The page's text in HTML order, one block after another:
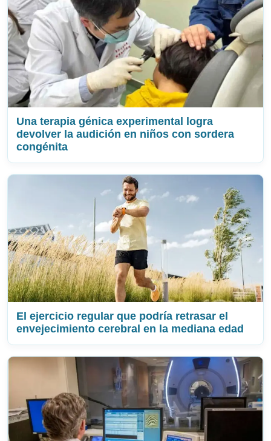
Una terapia génica experimental logra
devolver la audición en niños con sordera
congénita
El ejercicio regular que podría retrasar el
envejecimiento cerebral en la mediana edad